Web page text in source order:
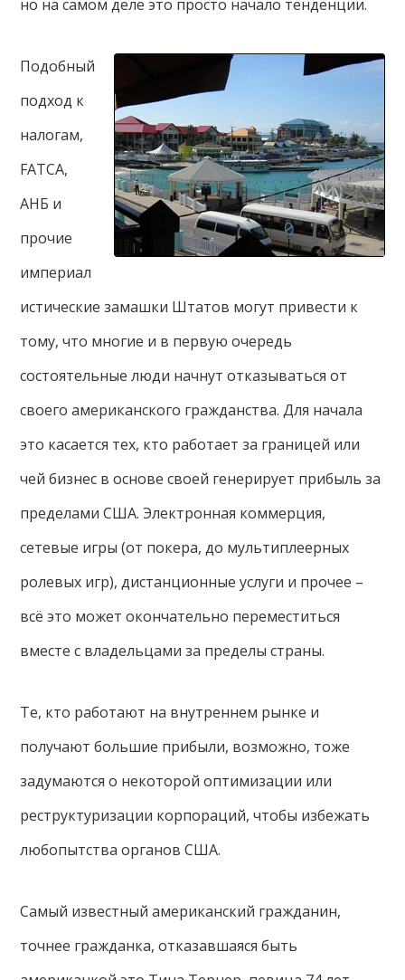
но на самом деле это просто начало тенденции.
Подобный
подход к
налогам,
FATCA,
АНБ и
прочие
империал
истические замашки Штатов могут привести к
тому, что многие и в первую очередь
состоятельные люди начнут отказываться от
своего американского гражданства. Для начала
это касается тех, кто работает за границей или
чей бизнес в основе своей генерирует прибыль за
пределами США. Электронная коммерция,
сетевые игры (от покера, до мультиплеерных
ролевых игр), дистанционные услуги и прочее –
всё это может окончательно переместиться
вместе с владельцами за пределы страны.
Те, кто работают на внутреннем рынке и
получают большие прибыли, возможно, тоже
задумаются о некоторой оптимизации или
реструктуризации корпораций, чтобы избежать
любопытства органов США.
Самый известный американский гражданин,
точнее гражданка, отказавшаяся быть